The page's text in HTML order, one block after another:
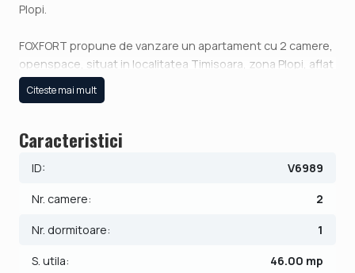
Plopi.
FOXFORT propune de vanzare un apartament cu 2 camere,
openspace, situat in localitatea Timisoara, zona Plopi, aflat
la Etajul 1 intr-un bloc cu regim de inaltime pe Parter + 2
Etaje. Anul constructiei 2024 cu termen de finalizare in
caramida. Suprafata utila de 46 mp + balcon de 6 mp.
Apartamentul este structurat astfel:
- Baie;
- Dormitor.
Citeste mai mult
Caracteristici
ID: V6989
Nr. camere: 2
Nr. dormitoare: 1
S. utila: 46.00 mp